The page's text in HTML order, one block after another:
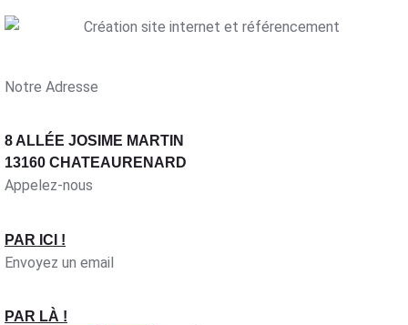
Notre Adresse
8 ALLÉE JOSIME MARTIN
13160 CHATEAURENARD
Appelez-nous
PAR ICI !
Envoyez un email
PAR LÀ !